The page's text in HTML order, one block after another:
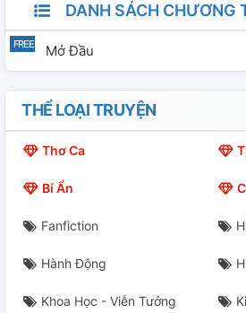
DANH SÁCH CHƯƠNG
Mở Đầu
THỂ LOẠI TRUYỆN
Thơ Ca
Bí Ẩn
Fanfiction
Hành Động
Khoa Học - Viễn Tưởng